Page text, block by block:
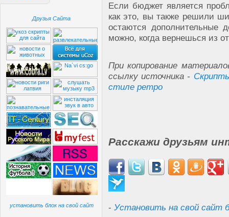
Друзья Сайта
установить блок на свой сайт
Если бюджет является
как это, вы также решили
остаются дополнительные
можно, когда вернешься из
При копирование
ссылку источника -
стиле ретро
Расскажи друзьям
- Установить на свой сайт